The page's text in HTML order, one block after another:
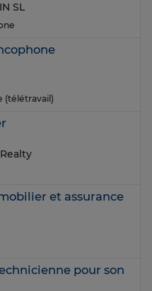
SL
(télétravail)
et assurance
pour son